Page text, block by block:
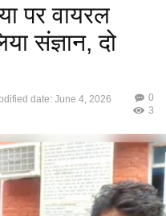
(Health)पर वायरल
संज्ञान, दो
date: June 4, 2026
0
3